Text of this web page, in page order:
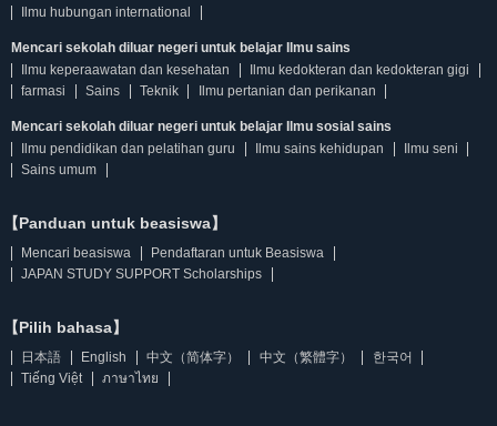
Ilmu hubungan international
Mencari sekolah diluar negeri untuk belajar Ilmu sains
Ilmu keperaawatan dan kesehatan
Ilmu kedokteran dan kedokteran gigi
farmasi
Sains Teknik Ilmu pertanian dan perikanan
Mencari sekolah diluar negeri untuk belajar Ilmu sosial sains
Ilmu pendidikan dan pelatihan guru
Ilmu sains kehidupan
Ilmu seni
Sains umum
【Panduan untuk beasiswa】
Mencari beasiswa
Pendaftaran untuk Beasiswa
JAPAN STUDY SUPPORT Scholarships
【Pilih bahasa】
日本語 English 中文（简体字） 中文（繁體字）
한국어
Tiếng Việt
ภาษาไทย